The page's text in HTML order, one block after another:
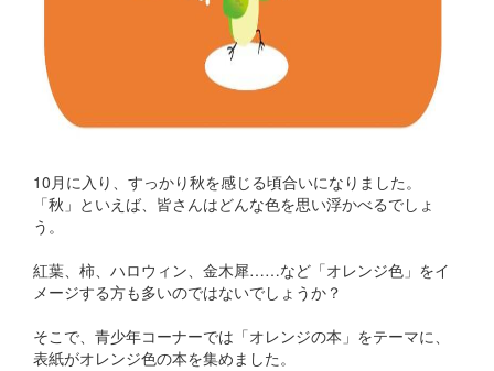
10月に入り、すっかり秋を感じる頃合いになりました。
「秋」といえば、皆さんはどんな色を思い浮かべるでしょ
う。
紅葉、柿、ハロウィン、金木犀……など「オレンジ色」をイ
メージする方も多いのではないでしょうか？
そこで、青少年コーナーでは「オレンジの本」をテーマに、
表紙がオレンジ色の本を集めました。